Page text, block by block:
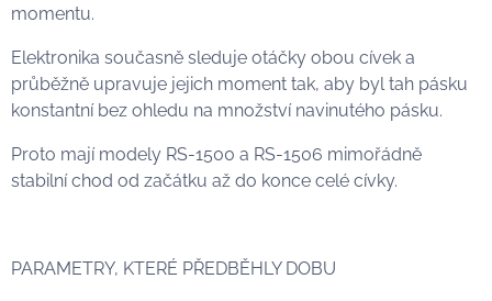
momentu.
Elektronika současně sleduje otáčky obou cívek a
průběžně upravuje jejich moment tak, aby byl tah pásku
konstantní bez ohledu na množství navinutého pásku.
Proto mají modely RS-1500 a RS-1506 mimořádně
stabilní chod od začátku až do konce celé cívky.
PARAMETRY, KTERÉ PŘEDBĚHLY DOBU